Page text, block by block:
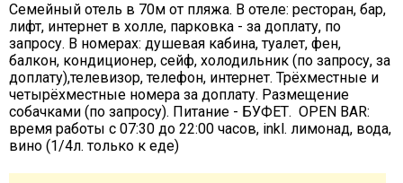
Семейный отель в 70м от пляжа. В отеле: ресторан, бар,
лифт, интернет в холле, парковка - за доплату, по
запросу. В номерах: душевая кабина, туалет, фен,
балкон, кондиционер, сейф, холодильник (по запросу, за
доплату),телевизор, телефон, интернет. Трёхместные и
четырёхместные номера за доплату. Размещение
собачками (по запросу). Питание - БУФЕТ. OPEN BAR:
время работы с 07:30 до 22:00 часов, inkl. лимонад, вода,
вино (1/4л. только к еде)